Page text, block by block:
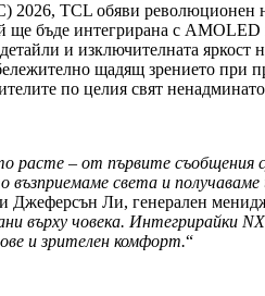
TCL обяви революционен
ще бъде интегрирана с
и изключителната
щадящ зрението при
по целия свят
расте – от първите
възприемаме света и
Джеферсън Ли, генерален
върху човека. Интегрирайки
и зрителен комфорт.“